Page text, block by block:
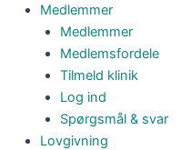
Medlemmer
Medlemmer
Medlemsfordele
Tilmeld klinik
Log ind
Spørgsmål & svar
Lovgivning